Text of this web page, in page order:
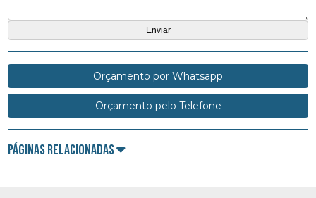
Orçamento por Whatsapp
Orçamento pelo Telefone
Páginas Relacionadas